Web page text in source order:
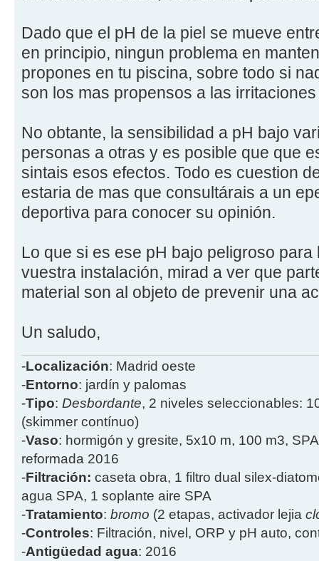
Dado que el pH de la piel se mueve
en principio, ningun problema en
propones en tu piscina, sobre todo si
son los mas propensos a las
No obtante, la sensibilidad a pH bajo
personas a otras y es posible que que
sintais esos efectos. Todo es cuestion
estaria de mas que consultárais a un
deportiva para conocer su opinión.
Lo que si es ese pH bajo peligroso
vuestra instalación, mirad a ver que
material son al objeto de prevenir una
Un saludo,
-Localización: Madrid oeste
-Entorno: jardín y palomas
-Tipo: Desbordante, 2 niveles seleccionables:
(skimmer contínuo)
-Vaso: hormigón y gresite, 5x10 m, 100 m3,
reformada 2016
-Filtración: caseta obra, 1 filtro dual silex-
agua SPA, 1 soplante aire SPA
-Tratamiento: bromo (2 etapas, activador lejia
-Controles: Filtración, nivel, ORP y pH auto,
-Antigüedad agua: 2016